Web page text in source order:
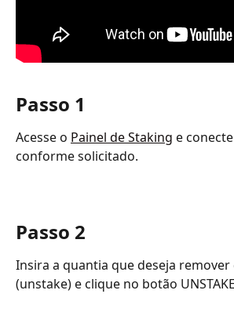
Passo 1
Acesse o Painel de Staking e
conforme solicitado.
Passo 2
Insira a quantia que deseja
(unstake) e clique no botão